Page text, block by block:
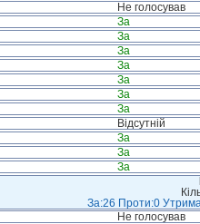
Не голосував
За
За
За
За
За
За
За
Відсутній
За
За
За
За:26 Проти:0
Не голосував